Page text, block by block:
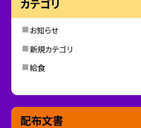
カテゴリ
お知らせ
新規カテゴリ
給食
配布文書